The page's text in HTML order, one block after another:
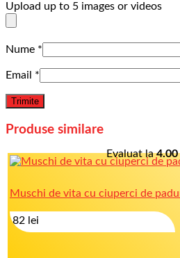
Upload up to 5 images or videos
Nume *
Email *
Produse similare
Muschi de vita cu ciuperci de
Evaluat la4.00
82 lei